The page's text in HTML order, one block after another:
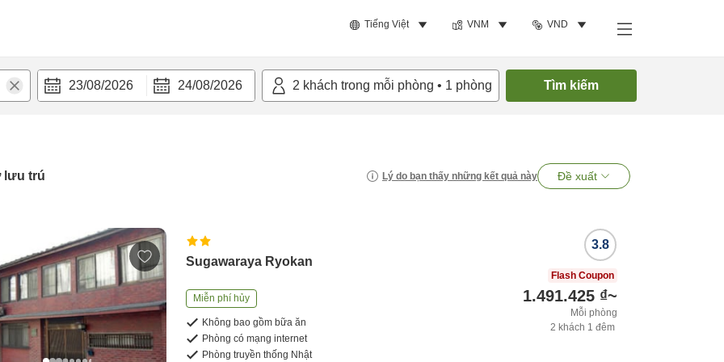
Tiếng Việt VNM VND
23/08/2026 24/08/2026 2 khách trong mỗi phòng • 1 phòng Tìm kiếm
lưu trú Lý do bạn thấy những kết quả này Đề xuất
Sugawaraya Ryokan
Miễn phí hủy
Không bao gồm bữa ăn
Phòng có mạng internet
Phòng truyền thống Nhật
3.8
Flash Coupon
1.491.425 ₫~
Mỗi phòng
2 khách 1 đêm